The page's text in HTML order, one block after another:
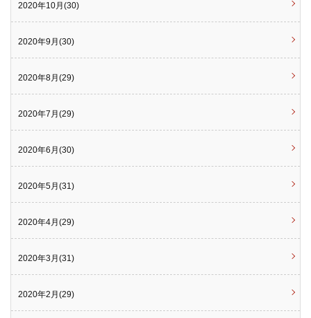
2020年10月(30)
2020年9月(30)
2020年8月(29)
2020年7月(29)
2020年6月(30)
2020年5月(31)
2020年4月(29)
2020年3月(31)
2020年2月(29)